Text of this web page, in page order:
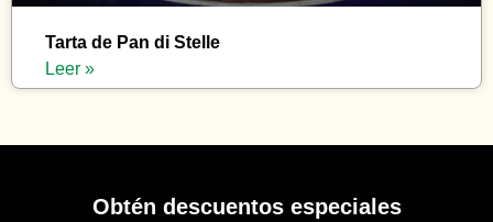
Tarta de Pan di Stelle
Leer »
Obtén descuentos especiales